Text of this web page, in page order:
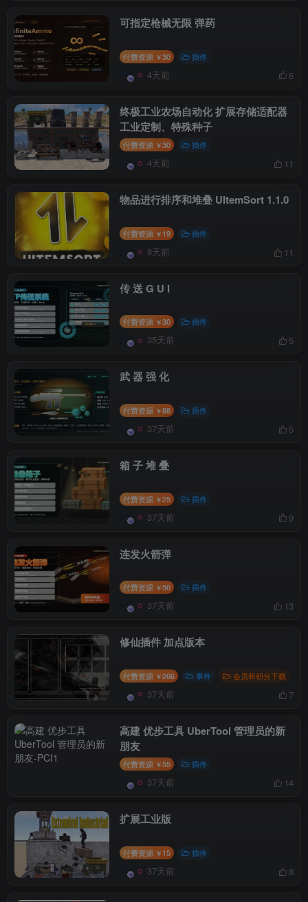
可指定枪械无限 弹药
付费资源 ￥30 插件
4天前 6
终极工业农场自动化 扩展存储适配器
工业定制、特殊种子
付费资源 ￥30 插件
4天前 11
物品进行排序和堆叠 UItemSort 1.1.0
付费资源 ￥ 19 插件
8天前 11
传 送 G U I
付费资源 ￥30 插件
35天前 5
武 器 强 化
付费资源 ￥88 插件
37天前 5
箱 子 堆 叠
付费资源 ￥25 插件
37天前 9
连发火箭弹
付费资源 ￥50 插件
37天前 13
修仙插件 加点版本
付费资源 ￥266 事件 会员和积分下载
37天前 7
高建 优步工具 UberTool 管理员的新
朋友
付费资源 ￥55 插件
37天前 14
扩展工业版
付费资源 ￥ 15 插件
37天前 8